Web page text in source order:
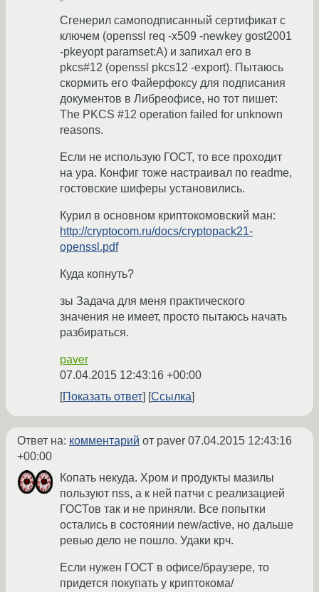
Сгенерил самоподписанный сертификат с
ключем (openssl req -x509 -newkey gost2001
-pkeyopt paramset:A) и запихал его в
pkcs#12 (openssl pkcs12 -export). Пытаюсь
скормить его Файерфоксу для подписания
документов в Либреофисе, но тот пишет:
The PKCS #12 operation failed for unknown
reasons.
Если не использую ГОСТ, то все проходит
на ура. Конфиг тоже настраивал по readme,
гостовские шиферы установились.
Курил в основном криптокомовский ман:
http://cryptocom.ru/docs/cryptopack21-
openssl.pdf
Куда копнуть?
зы Задача для меня практического
значения не имеет, просто пытаюсь начать
разбираться.
paver
07.04.2015 12:43:16 +00:00
Показать ответ
Ссылка
Ответ на: комментарий от paver 07.04.2015 12:43:16
+00:00
Копать некуда. Хром и продукты мазилы
пользуют nss, а к ней патчи с реализацией
ГОСТов так и не приняли. Все попытки
остались в состоянии new/active, но дальше
ревью дело не пошло. Удаки крч.
Если нужен ГОСТ в офисе/браузере, то
придется покупать у криптокома/